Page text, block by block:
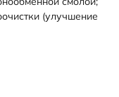
(улучшение